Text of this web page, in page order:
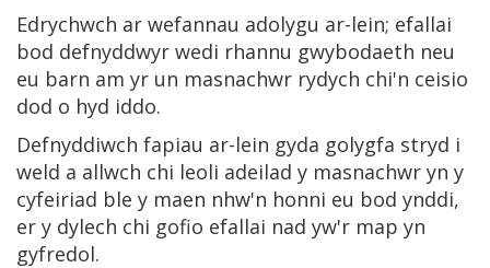
Edrychwch ar wefannau adolygu ar-lein; efallai
bod defnyddwyr wedi rhannu gwybodaeth neu
eu barn am yr un masnachwr rydych chi'n ceisio
dod o hyd iddo.
Defnyddiwch fapiau ar-lein gyda golygfa stryd i
weld a allwch chi leoli adeilad y masnachwr yn y
cyfeiriad ble y maen nhw'n honni eu bod ynddi,
er y dylech chi gofio efallai nad yw'r map yn
gyfredol.